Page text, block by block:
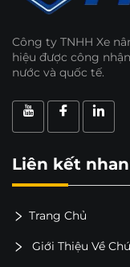
Công ty TNHH Xe
hiệu được công
nước và quốc tế.
Liên kết
Trang Chủ
Giới Thiệu Về